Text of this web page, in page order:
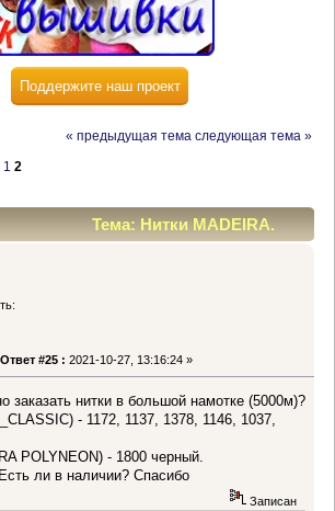
Поддержите наш проект
« предыдущая тема следующая тема »
1
2
Тема: Нитки MADEIRA.
46868 раз)
Ответ #25 : 2021-10-27, 13:16:24 »
заказать нитки в большой намотке (5000м)?
- 1172, 1137, 1378, 1146, 1037,
POLYNEON) - 1800 черный.
ли в наличии? Спасибо
Записан